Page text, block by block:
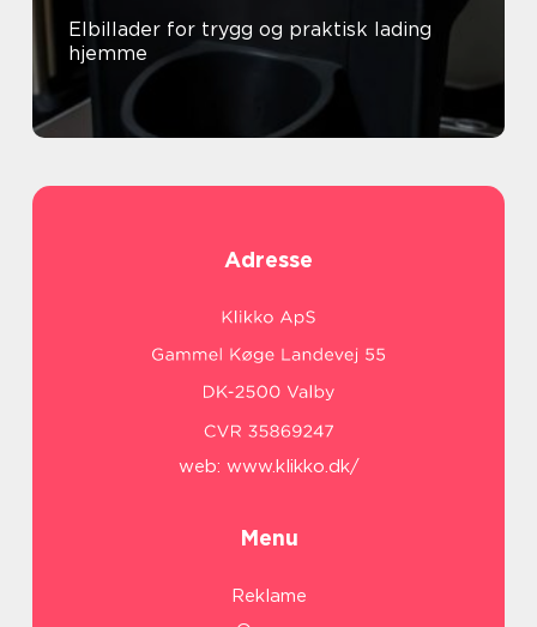
Elbillader for trygg og praktisk lading
hjemme
Adresse
web: www.klikko.dk/
Menu
Reklame